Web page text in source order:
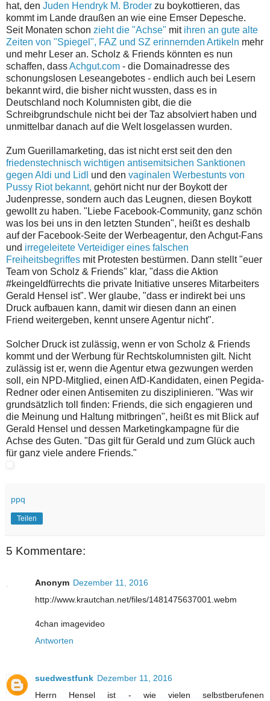
hat, den Juden Hendryk M. Broder zu boykottieren, das
kommt im Lande draußen an wie eine Emser Depesche.
Seit Monaten schon zieht die "Achse" mit ihren an gute alte
Zeiten von "Spiegel", FAZ und SZ erinnernden Artikeln mehr
und mehr Leser an. Scholz & Friends könnten es nun
schaffen, dassAchgut.com - die Domainadresse des
schonungslosen Leseangebotes - endlich auch bei Lesern
bekannt wird, die bisher nicht wussten, dass es in
Deutschland noch Kolumnisten gibt, die die
Schreibgrundschule nicht bei der Taz absolviert haben und
unmittelbar danach auf die Welt losgelassen wurden.
Zum Guerillamarketing, das ist nicht erst seit den den
friedenstechnisch wichtigen antisemitsichen Sanktionen
gegen Aldi und Lidl
und den vaginalen Werbestunts von
Pussy Riot bekannt, gehört nicht nur der Boykott der
Judenpresse, sondern auch das Leugnen, diesen Boykott
gewollt zu haben. "Liebe Facebook-Community, ganz schön
was los bei uns in den letzten Stunden", heißt es deshalb
auf der Facebook-Seite der Werbeagentur, den Achgut-Fans
und irregeleitete Verteidiger eines falschen
Freiheitsbegriffes mit Protesten bestürmen. Dann stellt "euer
Team von Scholz & Friends" klar, "dass die Aktion
#keingeldfürrechts die private Initiative unseres Mitarbeiters
Gerald Hensel ist". Wer glaube, "dass er indirekt bei uns
Druck aufbauen kann, damit wir diesen dann an einen
Friend weitergeben, kennt unsere Agentur nicht".
Solcher Druck ist zulässig, wenn er von Scholz & Friends
kommt und der Werbung für Rechtskolumnisten gilt. Nicht
zulässig ist er, wenn die Agentur etwa gezwungen werden
soll, ein NPD-Mitglied, einen AfD-Kandidaten, einen Pegida-
Redner oder einen Antisemiten zu disziplinieren. "Was wir
grundsätzlich toll finden: Friends, die sich engagieren und
die Meinung und Haltung mitbringen", heißt es mit Blick auf
Gerald Hensel und dessen Marketingkampagne für die
Achse des Guten. "Das gilt für Gerald und zum Glück auch
für ganz viele andere Friends."
ppq
Teilen
5 Kommentare:
Anonym Dezember 11, 2016
http://www.krautchan.net/files/1481475637001.webm
4chan imagevideo
Antworten
suedwestfunk Dezember 11, 2016
Herrn Hensel ist - wie vielen selbstberufenen